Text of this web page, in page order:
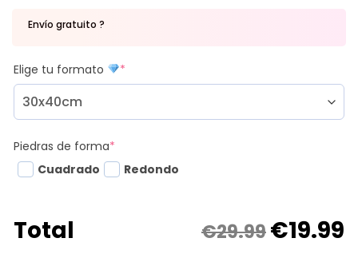
Envío gratuito ?
Elige tu formato *
Piedras de forma*
Cuadrado
Redondo
Total €29.99€19.99